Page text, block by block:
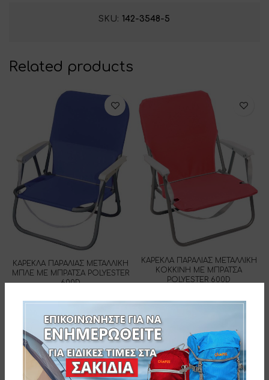
SKU: 142-3548-5
Related products
ΚΑΡΕΚΛΑ ΠΑΡΑΛΙΑΣ ΜΕΤΑΛΛΙΚΗ
ΜΠΛΕ ΜΕ ΜΠΡΑΤΣΑ POLYESTER
600D
ΚΑΡΕΚΛΑ ΠΑΡΑΛΙΑΣ ΜΕΤΑΛΛΙΚΗ
ΚΟΚΚΙΝΗ ΜΕ ΜΠΡΑΤΣΑ
POLYESTER 600D